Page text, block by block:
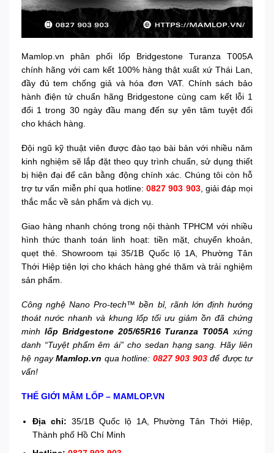
Mamlop.vn phân phối lốp Bridgestone Turanza T005A
chính hãng với cam kết 100% hàng thật xuất xứ Thái Lan,
đầy đủ tem chống giả và hóa đơn VAT. Chính sách bảo
hành điện tử chuẩn hãng Bridgestone cùng cam kết lỗi 1
đổi 1 trong 30 ngày đầu mang đến sự yên tâm tuyệt đối
cho khách hàng.
Đội ngũ kỹ thuật viên được đào tạo bài bản với nhiều năm
kinh nghiệm sẽ lắp đặt theo quy trình chuẩn, sử dụng thiết
bị hiện đại để cân bằng động chính xác. Chúng tôi còn hỗ
trợ tư vấn miễn phí qua hotline:0827 903 903, giải đáp mọi
thắc mắc về sản phẩm và dịch vụ.
Giao hàng nhanh chóng trong nội thành TPHCM với nhiều
hình thức thanh toán linh hoạt: tiền mặt, chuyển khoản,
quẹt thẻ. Showroom tại 35/1B Quốc lộ 1A, Phường Tân
Thới Hiệp tiện lợi cho khách hàng ghé thăm và trải nghiệm
sản phẩm.
Công nghệ Nano Pro-tech™ bền bỉ, rãnh lớn định hướng
thoát nước nhanh và khung lốp tối ưu giảm ồn đã chứng
minh lốp Bridgestone 205/65R16 Turanza T005A xứng
danh “Tuyệt phẩm êm ái” cho sedan hạng sang. Hãy liên
hệ ngayMamlop.vn qua hotline: 0827 903 903 để được tư
vấn!
THẾ GIỚI MÂM LỐP – MAMLOP.VN
Địa chỉ: 35/1B Quốc lộ 1A, Phường Tân Thới Hiệp,
Thành phố Hồ Chí Minh